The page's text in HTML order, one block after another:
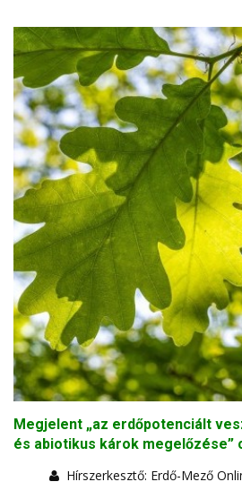
Megjelent „az erdőpotenciált
és abiotikus károk megelőzése”
Hírszerkesztő: Erdő-Mező